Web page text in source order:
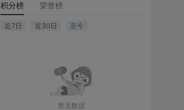
积分榜 荣誉榜
近7日 近30日 至今
暂无数据